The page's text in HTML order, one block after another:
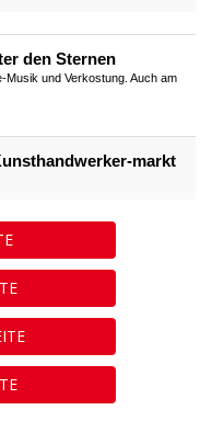
den Sternen
Musik und Verkostung. Auch am
markt